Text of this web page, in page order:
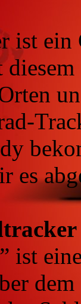
ist ein
es
ist